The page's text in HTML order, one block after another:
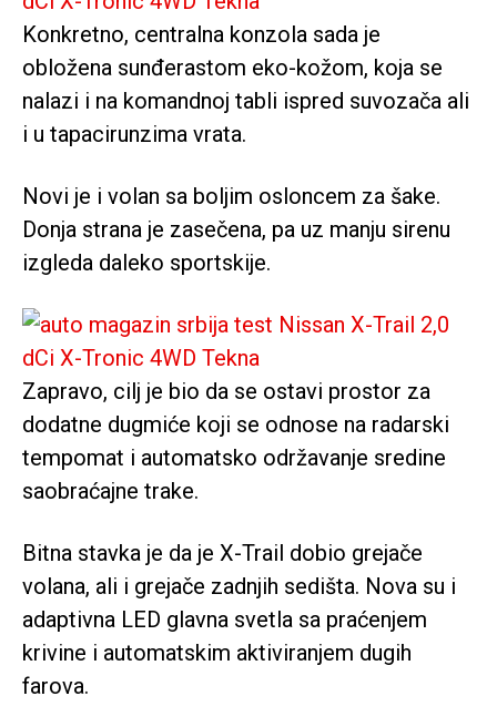
Konkretno, centralna konzola sada je
obložena sunđerastom eko-kožom, koja se
nalazi i na komandnoj tabli ispred suvozača ali
i u tapacirunzima vrata.
Novi je i volan sa boljim osloncem za šake.
Donja strana je zasečena, pa uz manju sirenu
izgleda daleko sportskije.
Zapravo, cilj je bio da se ostavi prostor za
dodatne dugmiće koji se odnose na radarski
tempomat i automatsko održavanje sredine
saobraćajne trake.
Bitna stavka je da je X-Trail dobio grejače
volana, ali i grejače zadnjih sedišta. Nova su i
adaptivna LED glavna svetla sa praćenjem
krivine i automatskim aktiviranjem dugih
farova.